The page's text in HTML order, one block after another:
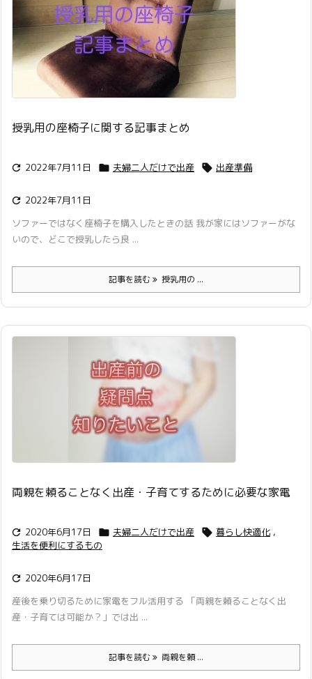
授乳用の座椅子に関する記事まとめ
 2022年7月11日  夫婦二人だけで出産  出産準備
 2022年7月11日
ソファーではなく座椅子を購入したときの話 我が家にはソファーがな
いので、どこで授乳したら良 ...
記事を読む 授乳用の ...
両親を頼ることなく出産・子育てするために必要な家電
 2020年6月17日  夫婦二人だけで出産  暮らし快適化 ,
生活を便利にするもの
 2020年6月17日
産後を乗り切るために家電をフル活用する 「両親を頼ることなく出
産・子育ては可能か？」では出 ...
記事を読む 両親を頼 ...